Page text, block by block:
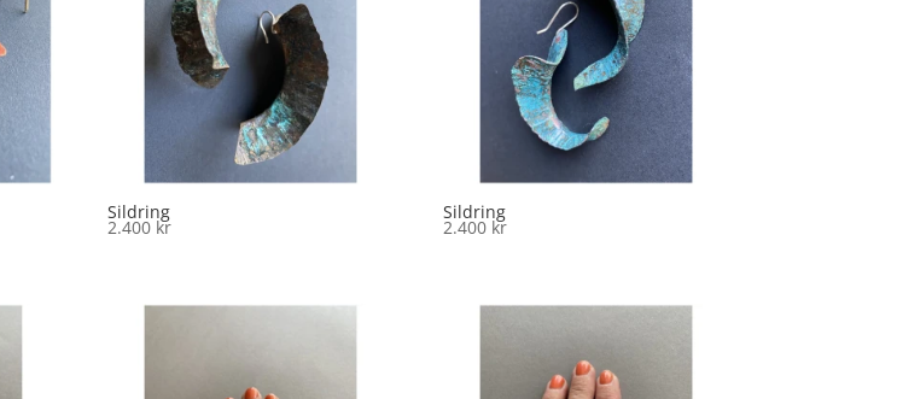
Sildring
2.400 kr
Sildring
2.400 kr